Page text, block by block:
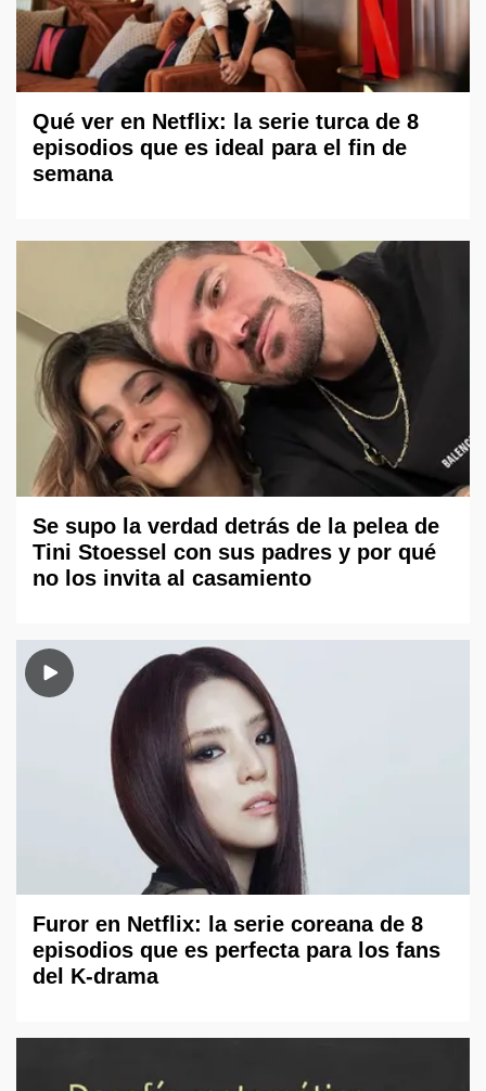
Qué ver en Netflix: la serie turca de 8
episodios que es ideal para el fin de
semana
Se supo la verdad detrás de la pelea de
Tini Stoessel con sus padres y por qué
no los invita al casamiento
Furor en Netflix: la serie coreana de 8
episodios que es perfecta para los fans
del K-drama